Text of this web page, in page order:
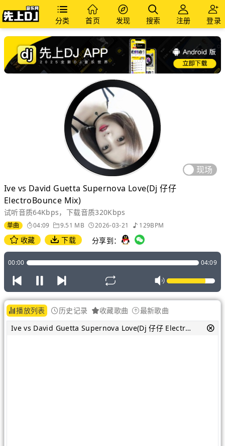
分类 首页 发现 搜索 注册 登录
现场
Ive vs David Guetta Supernova Love(Dj 仔仔
ElectroBounce Mix)
试听音质64Kbps，下载音质320Kbps
单曲 04:09 9.51 MB 2026-03-21 129BPM
收藏 下载 分享到：
00:00 04:09
播放列表 历史记录 收藏歌曲
最新歌曲
Ive vs David Guetta Supernova Love(Dj 仔仔 ElectroBounce Mix)